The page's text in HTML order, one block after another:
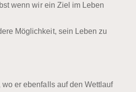
wenn wir ein Ziel im Leben
Möglichkeit, sein Leben zu
er ebenfalls auf den Wettlauf